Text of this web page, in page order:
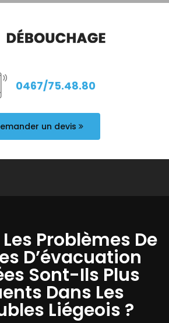
0467/75.48.80
un devis
Problèmes De
D’évacuation
Sont-Ils Plus
Dans Les
Liégeois ?